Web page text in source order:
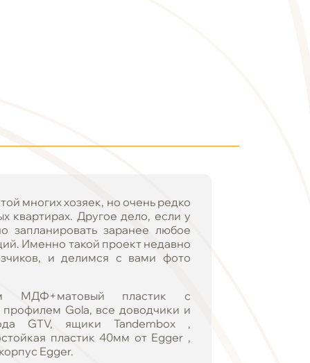
многих хозяек, но очень редко
квартирах. Другое дело, если у
запланировать заранее любое
Именно такой проект недавно
и делимся с вами фото
МДФ+матовый пластик с
Gola, все доводчики и
GTV, ящики Tandembox ,
пластик 40мм от Egger ,
Egger.